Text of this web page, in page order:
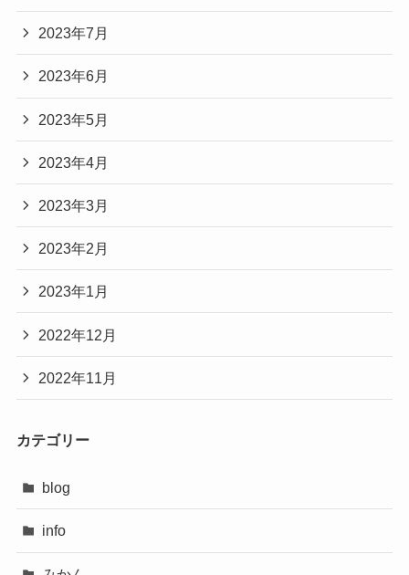
2023年7月
2023年6月
2023年5月
2023年4月
2023年3月
2023年2月
2023年1月
2022年12月
2022年11月
カテゴリー
blog
info